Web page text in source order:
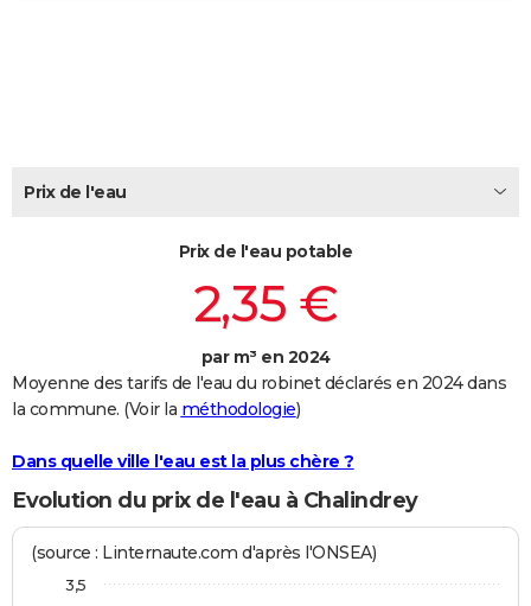
FORUM
Bricolage
Lifestyle
Culture
Sport
Auto
Television
Voyage
Cinema
Prix de l'eau
Prix de l'eau potable
2,35 €
par m³ en 2024
Moyenne des tarifs de l'eau du robinet déclarés en 2024 dans
la commune. (Voir la méthodologie)
Dans quelle ville l'eau est la plus chère ?
Evolution du prix de l'eau à Chalindrey
(source : Linternaute.com d'après l'ONSEA)
3,5